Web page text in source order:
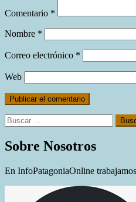
Comentario *
Nombre *
Correo electrónico *
Web
Buscar:
Sobre Nosotros
En InfoPatagoniaOnline